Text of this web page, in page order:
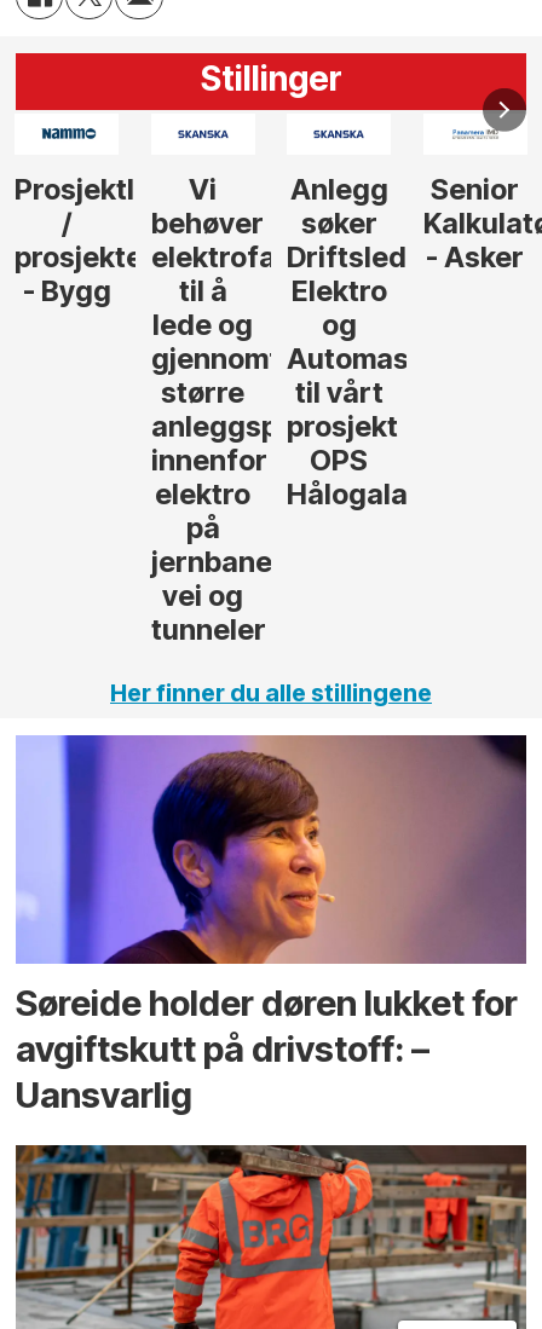
Stillinger
Vi
behøver
elektrofagfolk
til å
gjennomføre
anleggsprosjekter
Anlegg
søker
Driftsleder
Elektro
og
Automasjon
til vårt
prosjekt
OPS
Hålogalandsvegen
Senior
Kalkulatør
- Asker
Senior
Anlegg
Her finner du alle stillingene
Søreide holder døren lukket for
avgiftskutt på drivstoff: –
Uansvarlig